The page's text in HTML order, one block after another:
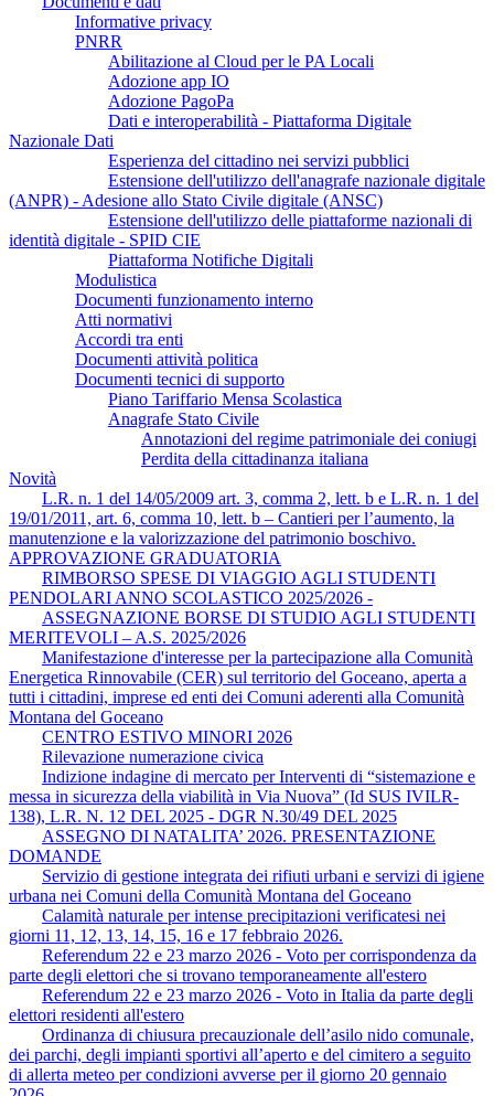
Informative privacy
PNRR
Abilitazione al Cloud per le PA Locali
Adozione app IO
Adozione PagoPa
Dati e interoperabilità - Piattaforma Digitale
Nazionale Dati
Esperienza del cittadino nei servizi pubblici
Estensione dell'utilizzo dell'anagrafe nazionale digitale
(ANPR) - Adesione allo Stato Civile digitale (ANSC)
Estensione dell'utilizzo delle piattaforme nazionali di
identità digitale - SPID CIE
Piattaforma Notifiche Digitali
Modulistica
Documenti funzionamento interno
Atti normativi
Accordi tra enti
Documenti attività politica
Documenti tecnici di supporto
Piano Tariffario Mensa Scolastica
Anagrafe Stato Civile
Annotazioni del regime patrimoniale dei coniugi
Perdita della cittadinanza italiana
Novità
L.R. n. 1 del 14/05/2009 art. 3, comma 2, lett. b e L.R. n. 1 del
19/01/2011, art. 6, comma 10, lett. b – Cantieri per l’aumento, la
manutenzione e la valorizzazione del patrimonio boschivo.
APPROVAZIONE GRADUATORIA
RIMBORSO SPESE DI VIAGGIO AGLI STUDENTI
PENDOLARI ANNO SCOLASTICO 2025/2026 -
ASSEGNAZIONE BORSE DI STUDIO AGLI STUDENTI
MERITEVOLI – A.S. 2025/2026
Manifestazione d'interesse per la partecipazione alla Comunità
Energetica Rinnovabile (CER) sul territorio del Goceano, aperta a
tutti i cittadini, imprese ed enti dei Comuni aderenti alla Comunità
Montana del Goceano
CENTRO ESTIVO MINORI 2026
Rilevazione numerazione civica
Indizione indagine di mercato per Interventi di “sistemazione e
messa in sicurezza della viabilità in Via Nuova” (Id SUS IVILR-
138), L.R. N. 12 DEL 2025 - DGR N.30/49 DEL 2025
ASSEGNO DI NATALITA’ 2026. PRESENTAZIONE
DOMANDE
Servizio di gestione integrata dei rifiuti urbani e servizi di igiene
urbana nei Comuni della Comunità Montana del Goceano
Calamità naturale per intense precipitazioni verificatesi nei
giorni 11, 12, 13, 14, 15, 16 e 17 febbraio 2026.
Referendum 22 e 23 marzo 2026 - Voto per corrispondenza da
parte degli elettori che si trovano temporaneamente all'estero
Referendum 22 e 23 marzo 2026 - Voto in Italia da parte degli
elettori residenti all'estero
Ordinanza di chiusura precauzionale dell’asilo nido comunale,
dei parchi, degli impianti sportivi all’aperto e del cimitero a seguito
di allerta meteo per condizioni avverse per il giorno 20 gennaio